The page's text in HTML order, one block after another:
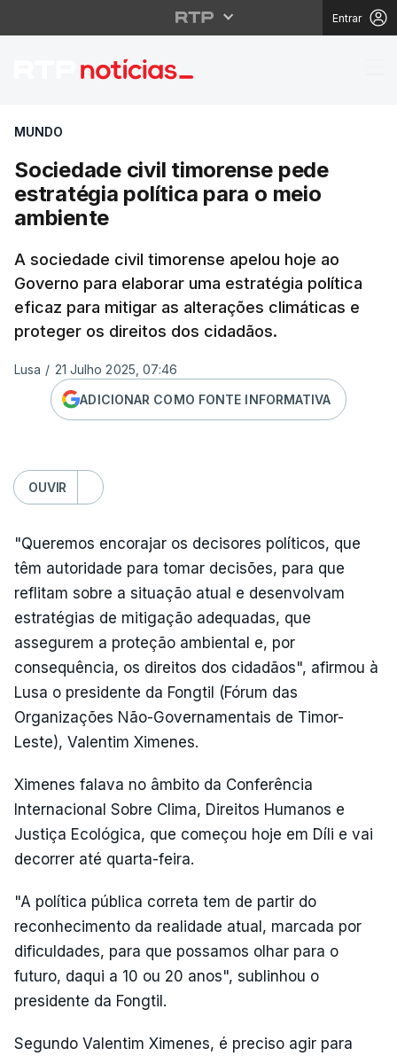
Entrar
Sociedade civil
MUNDO
Sociedade civil timorense pede
estratégia política para o meio
ambiente
A sociedade civil timorense apelou hoje ao
Governo para elaborar uma estratégia política
eficaz para mitigar as alterações climáticas e
proteger os direitos dos cidadãos.
Lusa / 21 Julho 2025, 07:46
ADICIONAR COMO FONTE INFORMATIVA
OUVIR
"Queremos encorajar os decisores políticos, que
têm autoridade para tomar decisões, para que
reflitam sobre a situação atual e desenvolvam
estratégias de mitigação adequadas, que
assegurem a proteção ambiental e, por
consequência, os direitos dos cidadãos", afirmou à
Lusa o presidente da Fongtil (Fórum das
Organizações Não-Governamentais de Timor-
Leste), Valentim Ximenes.
Ximenes falava no âmbito da Conferência
Internacional Sobre Clima, Direitos Humanos e
Justiça Ecológica, que começou hoje em Díli e vai
decorrer até quarta-feira.
"A política pública correta tem de partir do
reconhecimento da realidade atual, marcada por
dificuldades, para que possamos olhar para o
futuro, daqui a 10 ou 20 anos", sublinhou o
presidente da Fongtil.
Segundo Valentim Ximenes, é preciso agir para